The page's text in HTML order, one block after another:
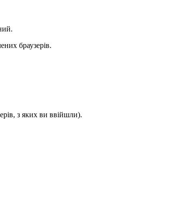
браузерів.
з яких ви ввійшли).